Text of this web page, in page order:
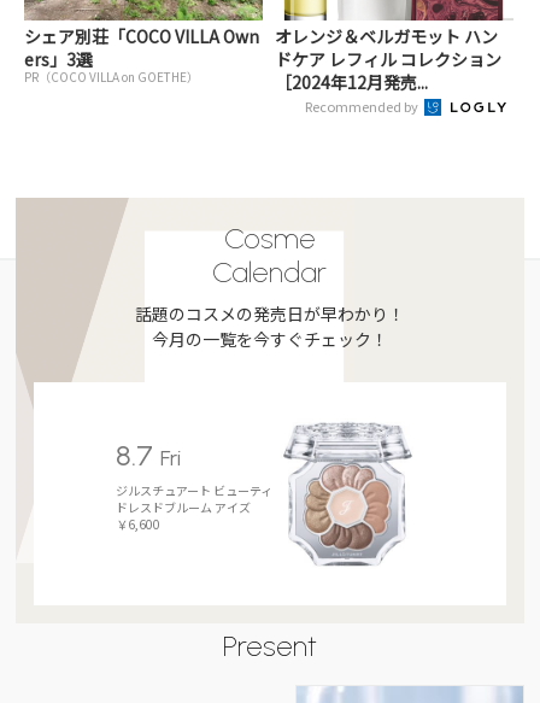
シェア別荘「COCO VILLA Own
ers」3選
PR（COCO VILLA on GOETHE）
オレンジ＆ベルガモット ハン
ドケア レフィル コレクション
［2024年12月発売...
Recommended by
Cosme
Calendar
話題のコスメの発売日が早わかり！
今月の一覧を今すぐチェック！
8.7Fri
ジルスチュアート ビューティ
ドレスドブルーム アイズ
￥6,600
Present